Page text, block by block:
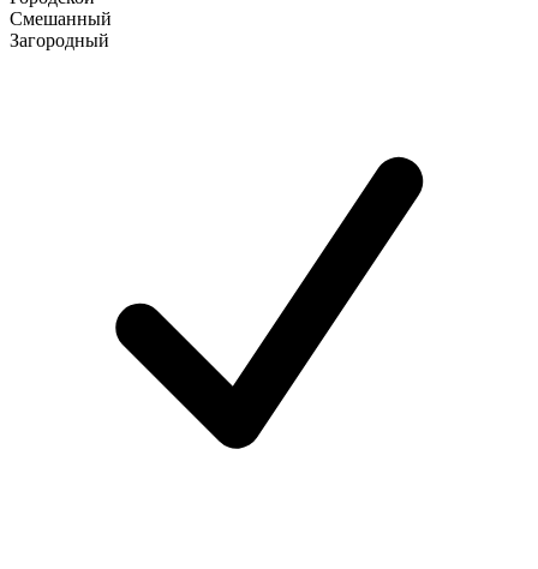
Смешанный
Загородный